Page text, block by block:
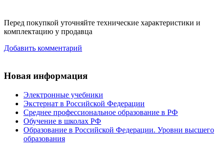
Перед покупкой уточняйте технические характеристики и
комплектацию у продавца
Добавить комментарий
Новая информация
Электронные учебники
Экстернат в Российской Федерации
Среднее профессиональное образование в РФ
Обучение в школах РФ
Образование в Российской Федерации. Уровни высшего
образования